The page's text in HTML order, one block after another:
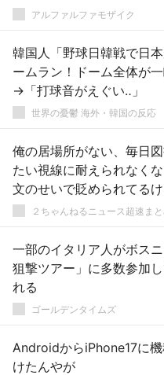
アルファルファモザイク
韓国人「野球日韓戦で日
ームラン！ドーム全体が
→「打球音がえぐい‥」
世界の憂鬱 海外・韓国の反応
俺の居場所がない、毎日
たい視線に耐えられなくなった理
文のせいで貶められてる
２ちゃんねるニュース超速まと
一部のイタリア人がボス
狙撃ツアー」に多数参加
れる
ゴールデンタイムズ
AndroidからiPhone17に
けたんやが